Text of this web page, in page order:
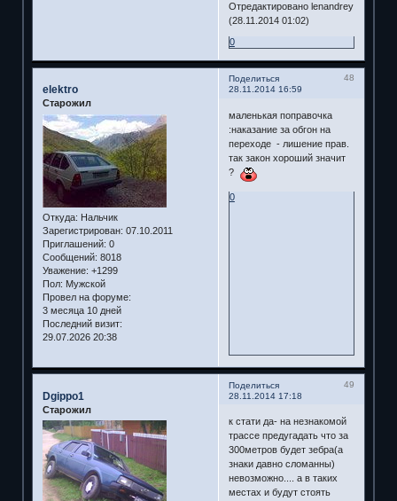
Отредактировано lenandrey
(28.11.2014 01:02)
0
Поделиться
48
28.11.2014 16:59
elektro
Старожил
Откуда: Нальчик
Зарегистрирован: 07.10.2011
Приглашений: 0
Сообщений: 8018
Уважение: +1299
Пол: Мужской
Провел на форуме:
3 месяца 10 дней
Последний визит:
29.07.2026 20:38
маленькая поправочка
:наказание за обгон на
переходе - лишение прав.
так закон хороший значит
?
0
Поделиться
49
28.11.2014 17:18
Dgippo1
Старожил
к стати да- на незнакомой
трассе предугадать что за
300метров будет зебра(а
знаки давно сломанны)
невозможно.... а в таких
местах и будут стоять